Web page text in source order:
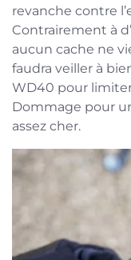
revanche contre
Contrairement à
aucun cache ne
faudra veiller à
WD40 pour
Dommage pour
assez cher.